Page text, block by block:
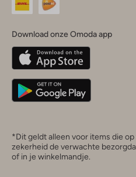
Nederland
Belgique(Français)
Deutschland
Download onze Omoda app
*Dit geldt alleen voor items die
zekerheid de verwachte
of in je winkelmandje.